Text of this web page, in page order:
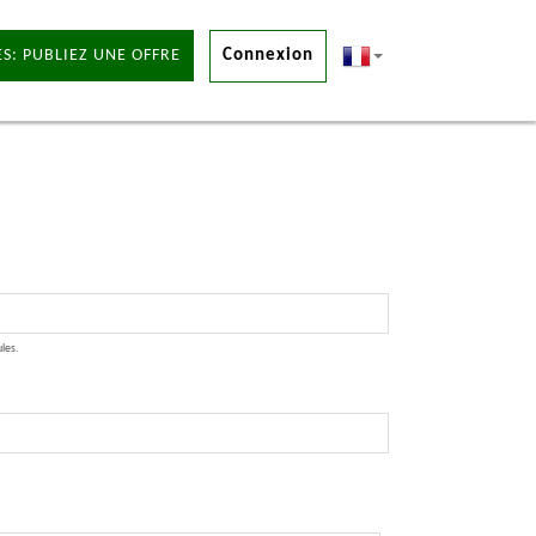
PUBLIEZ UNE OFFRE Connexion